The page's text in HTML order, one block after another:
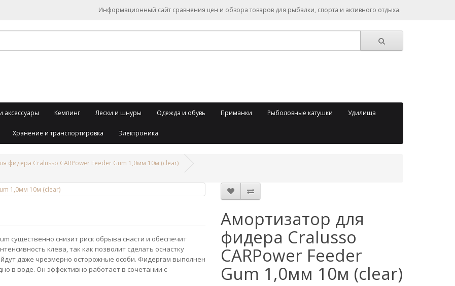
Информационный сайт сравнения цен и обзора товаров для рыбалки, спорта и активного отдыха.
аксессуары Кемпинг Лески и шнуры Одежда и обувь Приманки Рыболовные катушки Удилища
Хранение и транспортировка Электроника
фидера Cralusso CARPower Feeder Gum 1,0мм 10м (clear)
существенно снизит риск обрыва снасти и обеспечит
клева, так как позволит сделать оснастку
даже чрезмерно осторожные особи. Фидергам выполнен
в воде. Он эффективно работает в сочетании с
Амортизатор для
фидера Cralusso
CARPower Feeder
Gum 1,0мм 10м (clear)